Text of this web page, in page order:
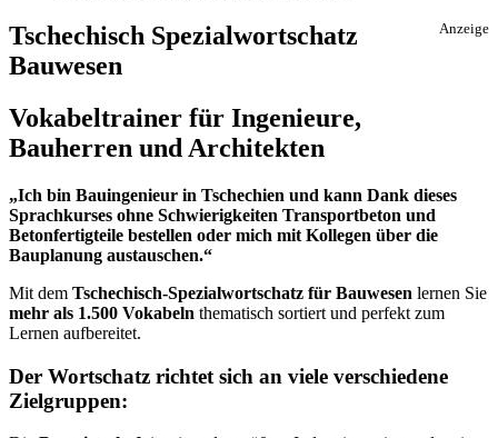
Anzeige
Tschechisch Spezialwortschatz
Bauwesen
Vokabeltrainer für Ingenieure,
Bauherren und Architekten
„Ich bin Bauingenieur in Tschechien und kann Dank dieses
Sprachkurses ohne Schwierigkeiten Transportbeton und
Betonfertigteile bestellen oder mich mit Kollegen über die
Bauplanung austauschen.“
Mit dem Tschechisch-Spezialwortschatz für Bauwesen lernen Sie
mehr als 1.500 Vokabeln thematisch sortiert und perfekt zum
Lernen aufbereitet.
Der Wortschatz richtet sich an viele verschiedene
Zielgruppen: